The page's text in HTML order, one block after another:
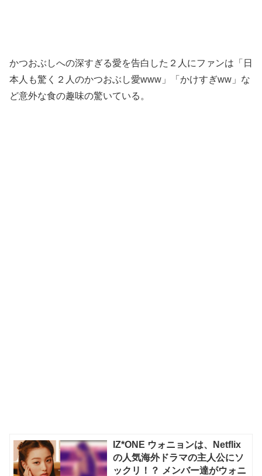
かつおぶしへの深すぎる愛を告白した２人にファンは「日
本人も驚く２人のかつおぶし愛www」「かけすぎww」な
ど意外な食の趣味の驚いている。
IZ*ONE ウォニョンは、Netflix
の人気海外ドラマの主人公にソ
ックリ！？ メンバー達がウォニ